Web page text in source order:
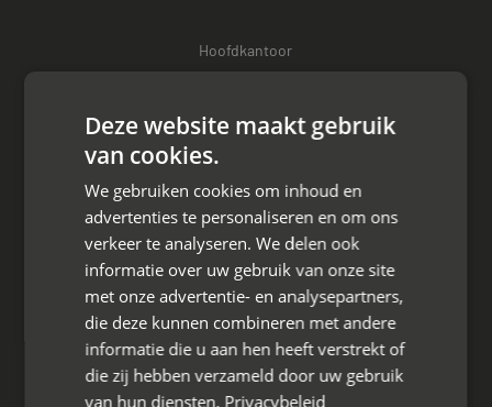
Hoofdkantoor
Den Berg 16A
085 - 773 02 12
aanvraag@mayet.nl
Wat we doen
Mediation bij scheiding
Deze website maakt gebruik
van cookies.
We gebruiken cookies om inhoud en
advertenties te personaliseren en om ons
verkeer te analyseren. We delen ook
informatie over uw gebruik van onze site
met onze advertentie- en analysepartners,
die deze kunnen combineren met andere
informatie die u aan hen heeft verstrekt of
die zij hebben verzameld door uw gebruik
van hun diensten. Privacybeleid